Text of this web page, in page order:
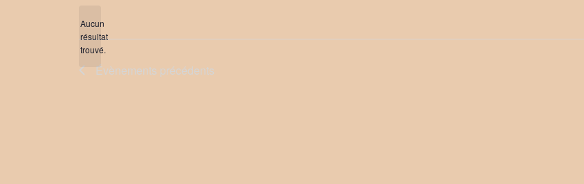
Notice
Aucun
résultat
trouvé.
Évènements précédents